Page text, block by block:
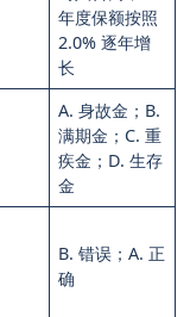
年度保额按照
2.0% 逐年增
长
A. 身故金；B.
满期金；C. 重
疾金；D. 生存
金
B. 错误；A. 正
确